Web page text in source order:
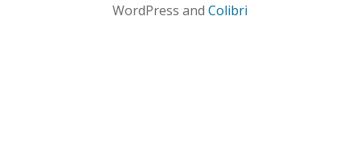
WordPress and Colibri